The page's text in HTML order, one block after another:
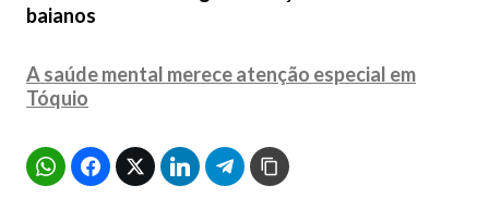
baianos
A saúde mental merece atenção especial em
Tóquio